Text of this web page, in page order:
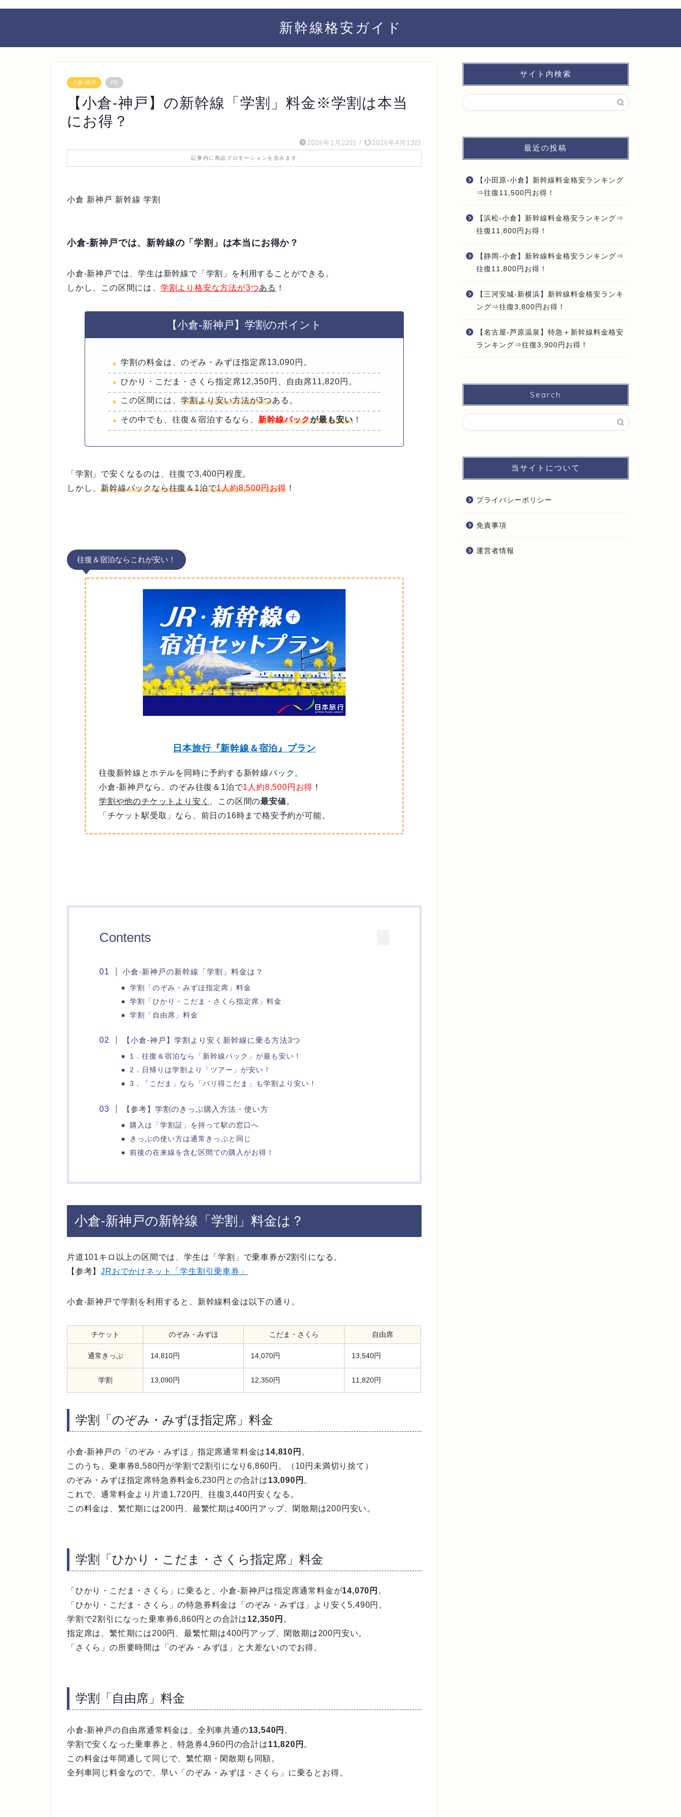
新幹線格安ガイド
小倉-神戸 PR
【小倉-神戸】の新幹線「学割」料金※学割は本当
にお得？
2026年1月22日 / 2026年4月13日
記事内に商品プロモーションを含みます
小倉 新神戸 新幹線 学割
小倉-新神戸では、新幹線の「学割」は本当にお得か？
小倉-新神戸では、学生は新幹線で「学割」を利用することができる。
しかし、この区間には、 学割より格安な方法が3つある ！
【小倉-新神戸】学割のポイント
学割の料金は、のぞみ・みずほ指定席13,090円。
ひかり・こだま・さくら指定席12,350円、自由席11,820円。
この区間には、 学割より安い方法が3つある。
その中でも、往復＆宿泊するなら、 新幹線パックが最も安い！
「学割」で安くなるのは、往復で3,400円程度。
しかし、新幹線パックなら往復＆1泊で1人約8,500円お得 ！
往復＆宿泊ならこれが安い！
日本旅行『新幹線＆宿泊』プラン
往復新幹線とホテルを同時に予約する新幹線パック。
小倉-新神戸なら、のぞみ往復＆1泊で1人約8,500円お得 ！
学割や他のチケットより安く
、この区間の最安値。
「チケット駅受取」なら、前日の16時まで格安予約が可能。
Contents
小倉-新神戸の新幹線「学割」料金は？
学割「のぞみ・みずほ指定席」料金
学割「ひかり・こだま・さくら指定席」料金
学割「自由席」料金
【小倉-神戸】学割より安く新幹線に乗る方法3つ
1．往復＆宿泊なら「新幹線パック」が最も安い！
2．日帰りは学割より「ツアー」が安い！
3．「こだま」なら「バリ得こだま」も学割より安い！
【参考】学割のきっぷ購入方法・使い方
購入は「学割証」を持って駅の窓口へ
きっぷの使い方は通常きっぷと同じ
前後の在来線を含む区間での購入がお得！
小倉-新神戸の新幹線「学割」料金は？
片道101キロ以上の区間では、学生は「学割」で乗車券が2割引になる。
【参考】JRおでかけネット「学生割引乗車券」
小倉-新神戸で学割を利用すると、新幹線料金は以下の通り。
チケット のぞみ・みずほ こだま・さくら 自由席
通常きっぷ 14,810円 14,070円 13,540円
学割 13,090円 12,350円 11,820円
学割「のぞみ・みずほ指定席」料金
小倉-新神戸の「のぞみ・みずほ」指定席通常料金は14,810円 。
このうち、乗車券8,580円が学割で2割引になり6,860円。（10円未満切り捨て）
のぞみ・みずほ指定席特急券料金6,230円との合計は13,090円 。
これで、通常料金より片道1,720円、往復3,440円安くなる。
この料金は、繁忙期には200円、最繁忙期は400円アップ、閑散期は200円安い。
学割「ひかり・こだま・さくら指定席」料金
「ひかり・こだま・さくら」に乗ると、小倉-新神戸は指定席通常料金が14,070円 。
「ひかり・こだま・さくら」の特急券料金は「のぞみ・みずほ」より安く5,490円。
学割で2割引になった乗車券6,860円 との合計は12,350円 。
指定席は、繁忙期には200円、最繁忙期は400円アップ、閑散期は200円安い。
「さくら」の所要時間は「のぞみ・みずほ」と大差ないのでお得。
学割「自由席」料金
小倉-新神戸の自由席通常料金は、全列車共通の13,540円 。
学割で安くなった乗車券と、特急券4,960円の合計は11,820円 。
この料金は年間通して同じで、繁忙期・閑散期も同額。
全列車同じ料金なので、早い「のぞみ・みずほ・さくら」に乗るとお得。
サイト内検索
最近の投稿
【小田原-小倉】新幹線料金格安ランキング
⇒往復11,500円お得！
【浜松-小倉】新幹線料金格安ランキング⇒
往復11,800円お得！
【静岡-小倉】新幹線料金格安ランキング⇒
往復11,800円お得！
【三河安城-新横浜】新幹線料金格安ランキ
ング⇒往復3,800円お得！
【名古屋-芦原温泉】特急＋新幹線料金格安
ランキング⇒往復3,900円お得！
Search
当サイトについて
プライバシーポリシー
免責事項
運営者情報